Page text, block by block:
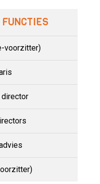
voorzitter)
director